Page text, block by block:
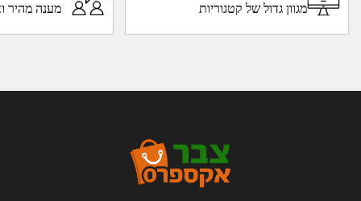
מגוון גדול של קטגוריות
מענה מהיר